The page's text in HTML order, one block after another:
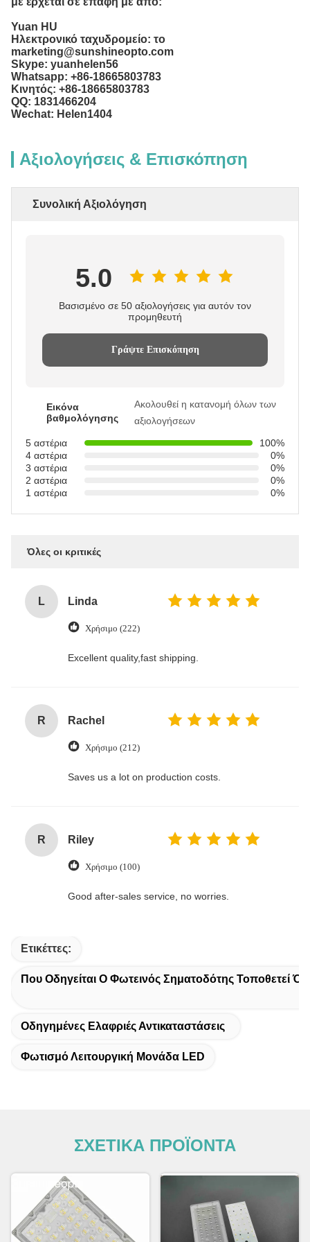
Yuan HU
Ηλεκτρονικό ταχυδρομείο: το
marketing@sunshineopto.com
Skype: yuanhelen56
Whatsapp: +86-18665803783
Κινητός: +86-18665803783
QQ: 1831466204
Wechat: Helen1404
Αξιολογήσεις & Επισκόπηση
Συνολική Αξιολόγηση
5.0
Βασισμένο σε 50 αξιολογήσεις για αυτόν τον
προμηθευτή
Γράψτε Επισκόπηση
Εικόνα
βαθμολόγησης
Ακολουθεί η κατανομή όλων των
αξιολογήσεων
5 αστέρια
100%
4 αστέρια
0%
3 αστέρια
0%
2 αστέρια
0%
1 αστέρια
0%
Όλες οι κριτικές
L Linda
Χρήσιμο (222)
Excellent quality,fast shipping.
R Rachel
Χρήσιμο (212)
Saves us a lot on production costs.
R Riley
Χρήσιμο (100)
Good after-sales service, no worries.
Ετικέττες:
Που Οδηγείται Ο Φωτεινός Σηματοδότης Τοποθετεί
Οδηγημένες Ελαφριές Αντικαταστάσεις
Φωτισμό Λειτουργική Μονάδα LED
ΣΧΕΤΙΚΑ ΠΡΟΪΟΝΤΑ